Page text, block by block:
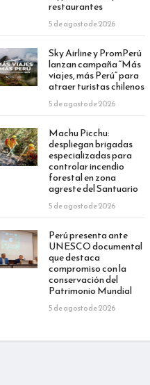
restaurantes
5 de agosto de 2026
Sky Airline y PromPerú
lanzan campaña “Más
viajes, más Perú” para
atraer turistas chilenos
5 de agosto de 2026
Machu Picchu:
despliegan brigadas
especializadas para
controlar incendio
forestal en zona
agreste del Santuario
5 de agosto de 2026
Perú presenta ante
UNESCO documental
que destaca
compromiso con la
conservación del
Patrimonio Mundial
5 de agosto de 2026